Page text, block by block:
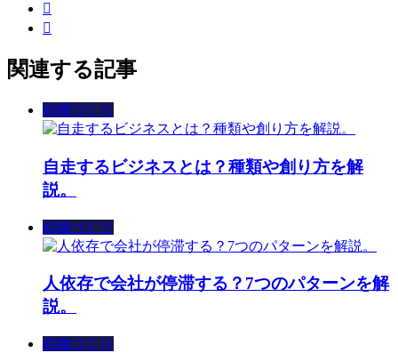
関連する記事
組織づくり
自走するビジネスとは？種類や創り方を解
説。
組織づくり
人依存で会社が停滞する？7つのパターンを解
説。
組織づくり